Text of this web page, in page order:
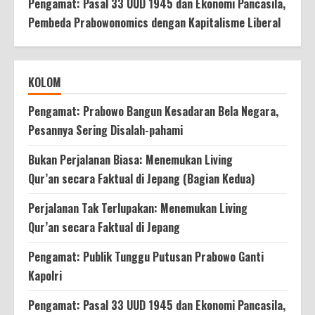
Pengamat: Pasal 33 UUD 1945 dan Ekonomi Pancasila,
Pembeda Prabowonomics dengan Kapitalisme Liberal
KOLOM
Pengamat: Prabowo Bangun Kesadaran Bela Negara,
Pesannya Sering Disalah-pahami
Bukan Perjalanan Biasa: Menemukan Living
Qur’an secara Faktual di Jepang (Bagian Kedua)
Perjalanan Tak Terlupakan: Menemukan Living
Qur’an secara Faktual di Jepang
Pengamat: Publik Tunggu Putusan Prabowo Ganti
Kapolri
Pengamat: Pasal 33 UUD 1945 dan Ekonomi Pancasila,